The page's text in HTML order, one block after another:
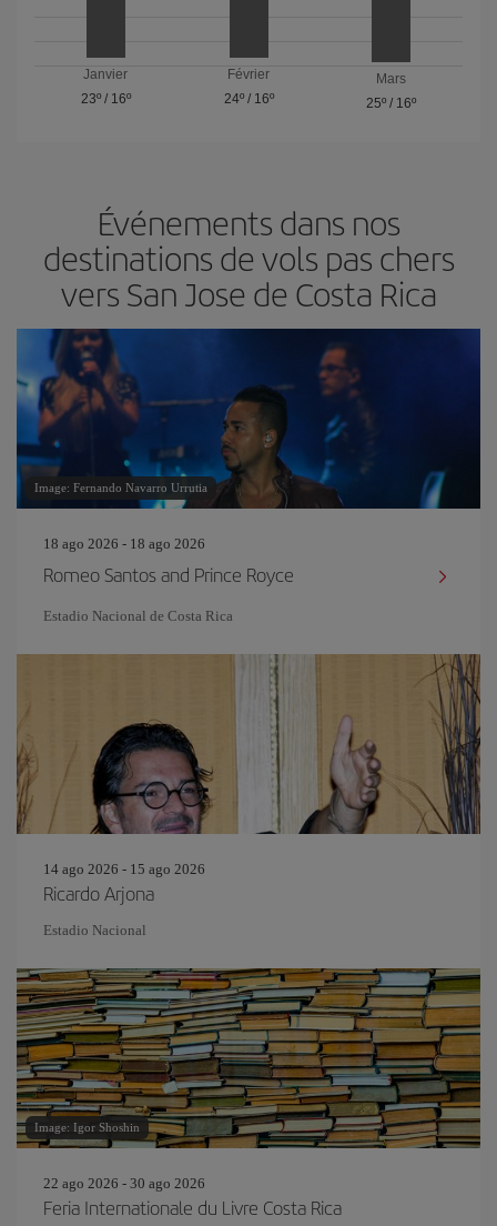
Janvier
23º/ 16º
Février
24º/ 16º
Mars
25º / 16º
Événements dans nos
destinations de vols pas chers
vers San Jose de Costa Rica
Image: Fernando Navarro Urrutia
18 ago 2026 - 18 ago 2026
Romeo Santos and Prince Royce
Estadio Nacional de Costa Rica
14 ago 2026 - 15 ago 2026
Ricardo Arjona
Estadio Nacional
Image: Igor Shoshin
22 ago 2026 - 30 ago 2026
Feria Internationale du Livre Costa Rica